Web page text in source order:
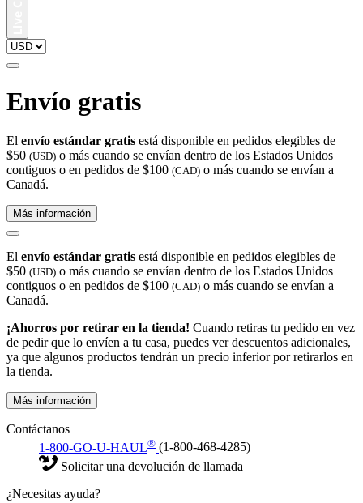
Envío gratis
El envío estándar gratis está disponible en pedidos elegibles de
$50 (USD) o más cuando se envían dentro de los Estados Unidos
contiguos o en pedidos de $100 (CAD) o más cuando se envían a
Canadá.
Más información
El envío estándar gratis está disponible en pedidos elegibles de
$50 (USD) o más cuando se envían dentro de los Estados Unidos
contiguos o en pedidos de $100 (CAD) o más cuando se envían a
Canadá.
¡Ahorros por retirar en la tienda! Cuando retiras tu pedido en vez
de pedir que lo envíen a tu casa, puedes ver descuentos adicionales,
ya que algunos productos tendrán un precio inferior por retirarlos en
la tienda.
Más información
Contáctanos
1-800-GO-U-HAUL® (1-800-468-4285)
Solicitar una devolución de llamada
¿Necesitas ayuda?